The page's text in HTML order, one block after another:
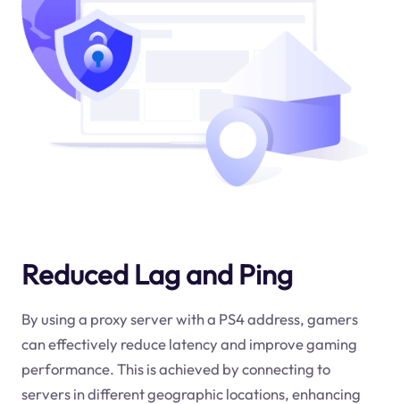
Reduced Lag and Ping
By using a proxy server with a PS4 address, gamers
can effectively reduce latency and improve gaming
performance. This is achieved by connecting to
servers in different geographic locations, enhancing